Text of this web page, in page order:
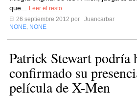
que...
Leer el resto
El 26 septiembre 2012 por
Juancarbar
NONE NONE
Patrick Stewart podría
confirmado su
película de X-Men